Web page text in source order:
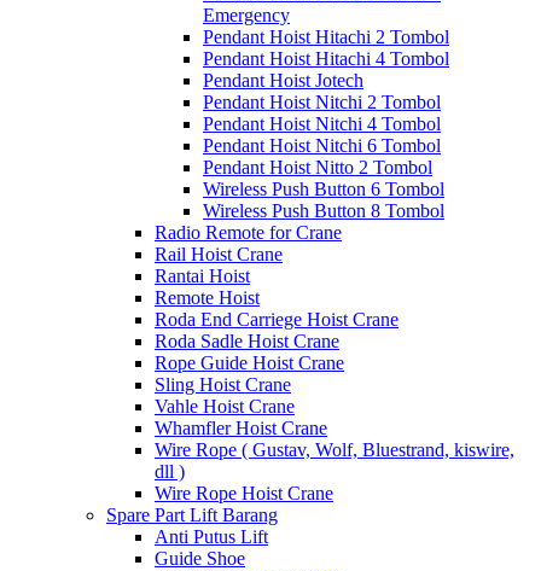
Emergency
Pendant Hoist Hitachi 2 Tombol
Pendant Hoist Hitachi 4 Tombol
Pendant Hoist Jotech
Pendant Hoist Nitchi 2 Tombol
Pendant Hoist Nitchi 4 Tombol
Pendant Hoist Nitchi 6 Tombol
Pendant Hoist Nitto 2 Tombol
Wireless Push Button 6 Tombol
Wireless Push Button 8 Tombol
Radio Remote for Crane
Rail Hoist Crane
Rantai Hoist
Remote Hoist
Roda End Carriege Hoist Crane
Roda Sadle Hoist Crane
Rope Guide Hoist Crane
Sling Hoist Crane
Vahle Hoist Crane
Whamfler Hoist Crane
Wire Rope ( Gustav, Wolf, Bluestrand, kiswire,
dll )
Wire Rope Hoist Crane
Spare Part Lift Barang
Anti Putus Lift
Guide Shoe